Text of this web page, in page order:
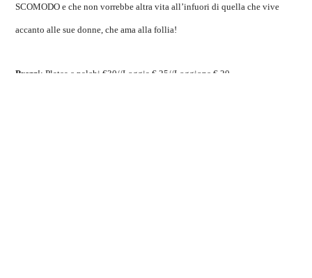
SCOMODO e che non vorrebbe altra vita all’infuori di quella che vive
accanto alle sue donne, che ama alla follia!
Prezzi: Platea e palchi €30//Loggia € 25//Loggione € 20